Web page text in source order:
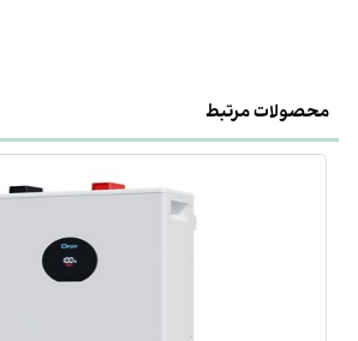
محصولات مرتبط